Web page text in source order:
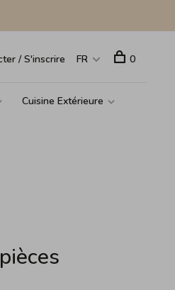
Cuisine Extérieure
/ S'inscrire FR 0